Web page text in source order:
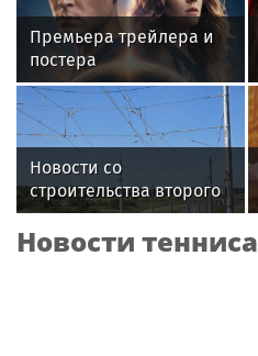
Премьера трейлера и
постера
фантастического
блокбастера «Девятая
планета»
Новости со
строительства второго
этапа линии
«Славянка»
Новости тенниса